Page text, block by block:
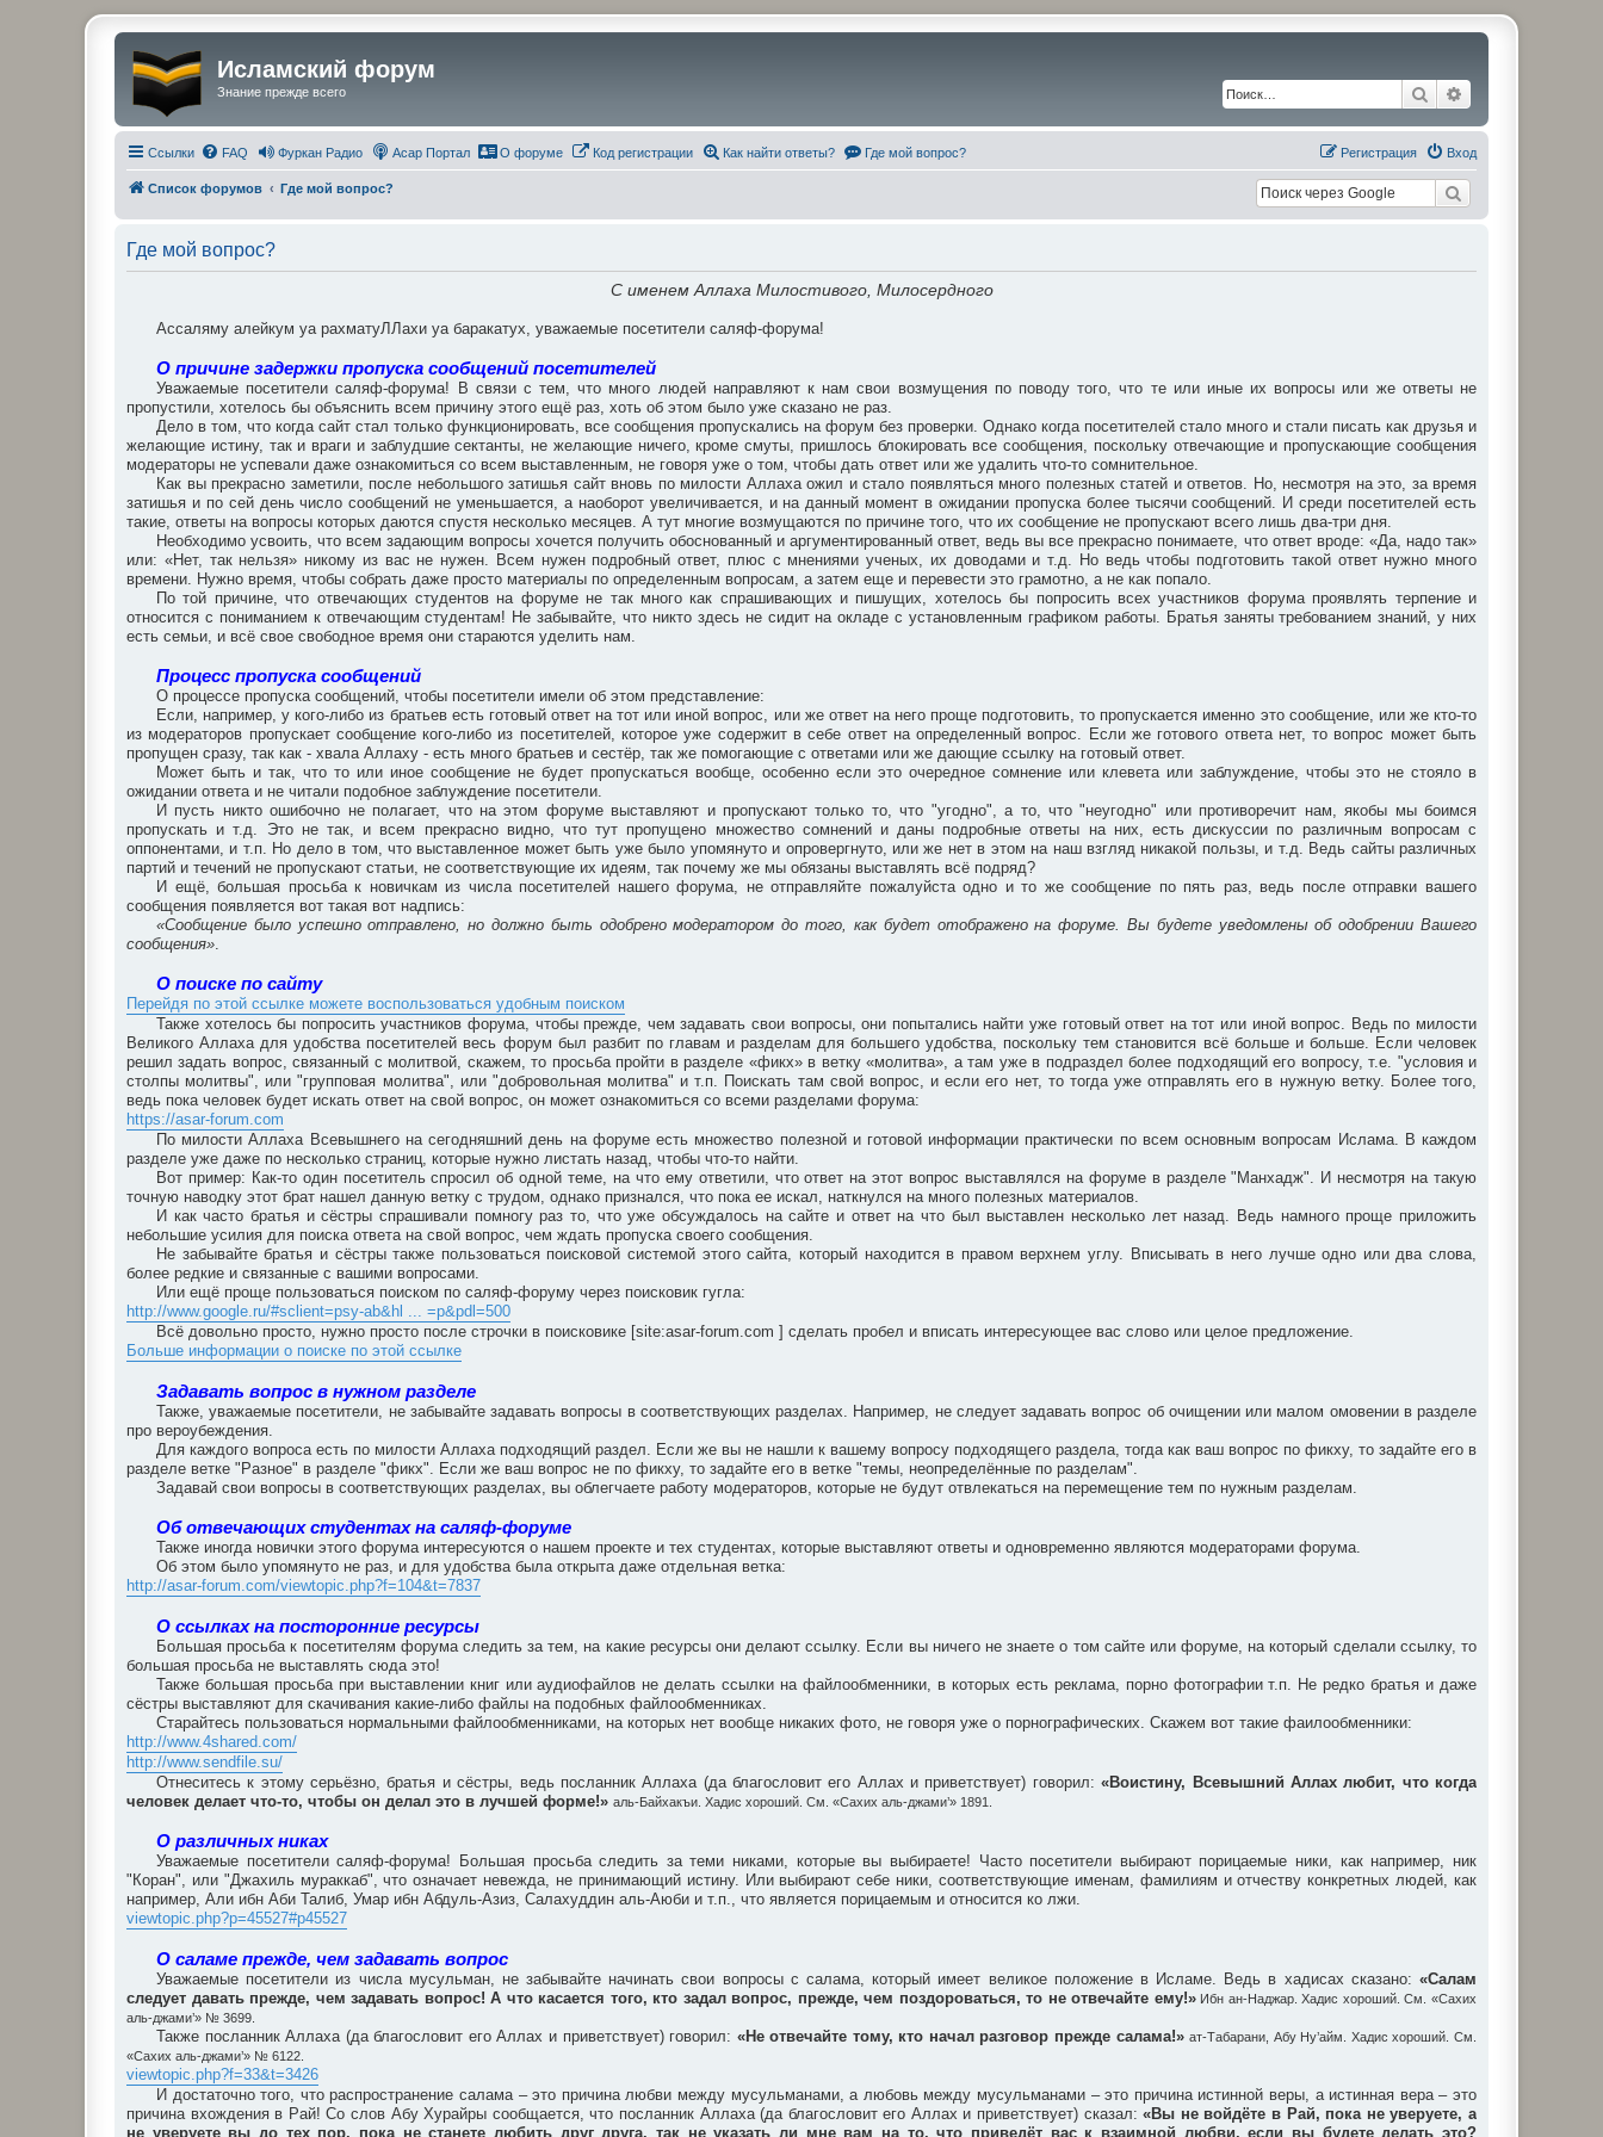
Исламский форум
Знание прежде всего Поиск
Ссылки FAQ Фуркан Радио Асар Портал О форуме Код регистрации Как найти ответы? Где мой вопрос? Вход
Регистрация
Список форумов Где мой вопрос?
Где мой вопрос?
С именем Аллаха Милостивого, Милосердного
Ассаляму алейкум уа рахматуЛЛахи уа баракатух, уважаемые посетители саляф-форума!
О причине задержки пропуска сообщений посетителей
Уважаемые посетители саляф-форума! В связи с тем, что много людей направляют к нам свои возмущения по поводу того, что те или иные их вопросы или же ответы не
пропустили, хотелось бы объяснить всем причину этого ещё раз, хоть об этом было уже сказано не раз.
Дело в том, что когда сайт стал только функционировать, все сообщения пропускались на форум без проверки. Однако когда посетителей стало много и стали писать как друзья и
желающие истину, так и враги и заблудшие сектанты, не желающие ничего, кроме смуты, пришлось блокировать все сообщения, поскольку отвечающие и пропускающие сообщения
модераторы не успевали даже ознакомиться со всем выставленным, не говоря уже о том, чтобы дать ответ или же удалить что-то сомнительное.
Как вы прекрасно заметили, после небольшого затишья сайт вновь по милости Аллаха ожил и стало появляться много полезных статей и ответов. Но, несмотря на это, за время
затишья и по сей день число сообщений не уменьшается, а наоборот увеличивается, и на данный момент в ожидании пропуска более тысячи сообщений. И среди посетителей есть
такие, ответы на вопросы которых даются спустя несколько месяцев. А тут многие возмущаются по причине того, что их сообщение не пропускают всего лишь два-три дня.
Необходимо усвоить, что всем задающим вопросы хочется получить обоснованный и аргументированный ответ, ведь вы все прекрасно понимаете, что ответ вроде: «Да, надо так»
или: «Нет, так нельзя» никому из вас не нужен. Всем нужен подробный ответ, плюс с мнениями ученых, их доводами и т.д. Но ведь чтобы подготовить такой ответ нужно много
времени. Нужно время, чтобы собрать даже просто материалы по определенным вопросам, а затем еще и перевести это грамотно, а не как попало.
По той причине, что отвечающих студентов на форуме не так много как спрашивающих и пишущих, хотелось бы попросить всех участников форума проявлять терпение и
относится с пониманием к отвечающим студентам! Не забывайте, что никто здесь не сидит на окладе с установленным графиком работы. Братья заняты требованием знаний, у них
есть семьи, и всё свое свободное время они стараются уделить нам.
Процесс пропуска сообщений
О процессе пропуска сообщений, чтобы посетители имели об этом представление:
Если, например, у кого-либо из братьев есть готовый ответ на тот или иной вопрос, или же ответ на него проще подготовить, то пропускается именно это сообщение, или же кто-то
из модераторов пропускает сообщение кого-либо из посетителей, которое уже содержит в себе ответ на определенный вопрос. Если же готового ответа нет, то вопрос может быть
пропущен сразу, так как - хвала Аллаху - есть много братьев и сестёр, так же помогающие с ответами или же дающие ссылку на готовый ответ.
Может быть и так, что то или иное сообщение не будет пропускаться вообще, особенно если это очередное сомнение или клевета или заблуждение, чтобы это не стояло в
ожидании ответа и не читали подобное заблуждение посетители.
И пусть никто ошибочно не полагает, что на этом форуме выставляют и пропускают только то, что "угодно", а то, что "неугодно" или противоречит нам, якобы мы боимся
пропускать и т.д. Это не так, и всем прекрасно видно, что тут пропущено множество сомнений и даны подробные ответы на них, есть дискуссии по различным вопросам с
оппонентами, и т.п. Но дело в том, что выставленное может быть уже было упомянуто и опровергнуто, или же нет в этом на наш взгляд никакой пользы, и т.д. Ведь сайты различных
партий и течений не пропускают статьи, не соответствующие их идеям, так почему же мы обязаны выставлять всё подряд?
И ещё, большая просьба к новичкам из числа посетителей нашего форума, не отправляйте пожалуйста одно и то же сообщение по пять раз, ведь после отправки вашего
сообщения появляется вот такая вот надпись:
«Сообщение было успешно отправлено, но должно быть одобрено модератором до того, как будет отображено на форуме. Вы будете уведомлены об одобрении Вашего
сообщения»
О поиске по сайту
Перейдя по этой ссылке можете воспользоваться удобным поиском
Также хотелось бы попросить участников форума, чтобы прежде, чем задавать свои вопросы, они попытались найти уже готовый ответ на тот или иной вопрос. Ведь по милости
Великого Аллаха для удобства посетителей весь форум был разбит по главам и разделам для большего удобства, поскольку тем становится всё больше и больше. Если человек
решил задать вопрос, связанный с молитвой, скажем, то просьба пройти в разделе «фикх» в ветку «молитва», а там уже в подраздел более подходящий его вопросу, т.е. "условия и
столпы молитвы", или "групповая молитва", или "добровольная молитва" и т.п. Поискать там свой вопрос, и если его нет, то тогда уже отправлять его в нужную ветку. Более того,
ведь пока человек будет искать ответ на свой вопрос, он может ознакомиться со всеми разделами форума:
https://asar-forum.com
По милости Аллаха Всевышнего на сегодняшний день на форуме есть множество полезной и готовой информации практически по всем основным вопросам Ислама. В каждом
разделе уже даже по несколько страниц, которые нужно листать назад, чтобы что-то найти.
Вот пример: Как-то один посетитель спросил об одной теме, на что ему ответили, что ответ на этот вопрос выставлялся на форуме в разделе "Манхадж". И несмотря на такую
точную наводку этот брат нашел данную ветку с трудом, однако признался, что пока ее искал, наткнулся на много полезных материалов.
И как часто братья и сёстры спрашивали помногу раз то, что уже обсуждалось на сайте и ответ на что был выставлен несколько лет назад. Ведь намного проще приложить
небольшие усилия для поиска ответа на свой вопрос, чем ждать пропуска своего сообщения.
Не забывайте братья и сёстры также пользоваться поисковой системой этого сайта, который находится в правом верхнем углу. Вписывать в него лучше одно или два слова,
более редкие и связанные с вашими вопросами.
Или ещё проще пользоваться поиском по саляф-форуму через поисковик гугла:
http://www.google.ru/#sclient=psy-ab&hl ... =p&pdl=500
Всё довольно просто, нужно просто после строчки в поисковике [site:asar-forum.com ] сделать пробел и вписать интересующее вас слово или целое предложение.
Больше информации о поиске по этой ссылке
Задавать вопрос в нужном разделе
Также, уважаемые посетители, не забывайте задавать вопросы в соответствующих разделах. Например, не следует задавать вопрос об очищении или малом омовении в разделе
про вероубеждения.
Для каждого вопроса есть по милости Аллаха подходящий раздел. Если же вы не нашли к вашему вопросу подходящего раздела, тогда как ваш вопрос по фикху, то задайте его в
разделе ветке "Разное" в разделе "фикх". Если же ваш вопрос не по фикху, то задайте его в ветке "темы, неопределённые по разделам".
Задавай свои вопросы в соответствующих разделах, вы облегчаете работу модераторов, которые не будут отвлекаться на перемещение тем по нужным разделам.
Об отвечающих студентах на саляф-форуме
Также иногда новички этого форума интересуются о нашем проекте и тех студентах, которые выставляют ответы и одновременно являются модераторами форума.
Об этом было упомянуто не раз, и для удобства была открыта даже отдельная ветка:
http://asar-forum.com/viewtopic.php?f=104&t=7837
О ссылках на посторонние ресурсы
Большая просьба к посетителям форума следить за тем, на какие ресурсы они делают ссылку. Если вы ничего не знаете о том сайте или форуме, на который сделали ссылку, то
большая просьба не выставлять сюда это!
Также большая просьба при выставлении книг или аудиофайлов не делать ссылки на файлообменники, в которых есть реклама, порно фотографии т.п. Не редко братья и даже
сёстры выставляют для скачивания какие-либо файлы на подобных файлообменниках.
Старайтесь пользоваться нормальными файлообменниками, на которых нет вообще никаких фото, не говоря уже о порнографических. Скажем вот такие фаилообменники:
http://www.4shared.com/
http://www.sendfile.su/
Отнеситесь к этому серьёзно, братья и сёстры, ведь посланник Аллаха (да благословит его Аллах и приветствует) говорил:«Воистину, Всевышний Аллах любит, что когда
человек делает что-то, чтобы он делал это в лучшей форме!» аль-Байхакъи. Хадис хороший. См. «Сахих аль-джами’» 1891.
О различных никах
Уважаемые посетители саляф-форума! Большая просьба следить за теми никами, которые вы выбираете! Часто посетители выбирают порицаемые ники, как например, ник
"Коран", или "Джахиль мураккаб", что означает невежда, не принимающий истину. Или выбирают себе ники, соответствующие именам, фамилиям и отчеству конкретных людей, как
например, Али ибн Аби Талиб, Умар ибн Абдуль-Азиз, Салахуддин аль-Аюби и т.п., что является порицаемым и относится ко лжи.
viewtopic.php?p=45527#p45527
О саламе прежде, чем задавать вопрос
Уважаемые посетители из числа мусульман, не забывайте начинать свои вопросы с салама, который имеет великое положение в Исламе. Ведь в хадисах сказано: «Салам
следует давать прежде, чем задавать вопрос! А что касается того, кто задал вопрос, прежде, чем поздороваться, то не отвечайте ему!»Ибн ан-Наджар. Хадис хороший. См. «Сахих
аль-джами’» № 3699.
Также посланник Аллаха (да благословит его Аллах и приветствует) говорил: «Не отвечайте тому, кто начал разговор прежде салама!» ат-Табарани, Абу Ну’айм. Хадис хороший. См.
«Сахих аль-джами’» № 6122.
viewtopic.php?f=33&t=3426
И достаточно того, что распространение салама – это причина любви между мусульманами, а любовь между мусульманами – это причина истинной веры, а истинная вера – это
причина вхождения в Рай! Со слов Абу Хурайры сообщается, что посланник Аллаха (да благословит его Аллах и приветствует) сказал:«Вы не войдёте в Рай, пока не уверуете, а
не уверуете вы до тех пор, пока не станете любить друг друга, так не указать ли мне вам на то, что приведёт вас к взаимной любви, если вы будете делать это?